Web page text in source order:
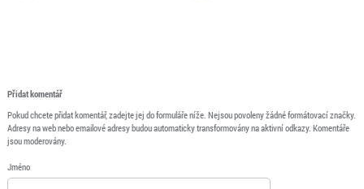
Přidat komentář
Pokud chcete přidat komentář, zadejte jej do formuláře níže. Nejsou povoleny žádné formátovací značky.
Adresy na web nebo emailové adresy budou automaticky transformovány na aktivní odkazy. Komentáře
jsou moderovány.
Jméno